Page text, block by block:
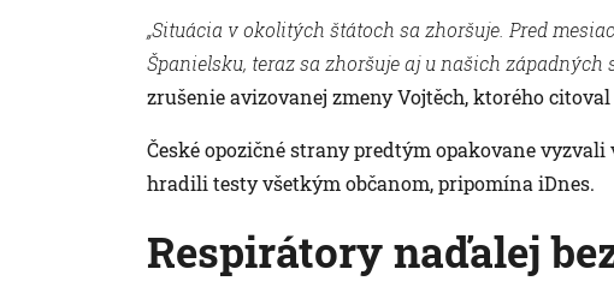
„Situácia v okolitých štátoch sa zhoršuje. Pred
Španielsku, teraz sa zhoršuje aj u našich západných
zrušenie avizovanej zmeny Vojtěch, ktorého
České opozičné strany predtým opakovane
hradili testy všetkým občanom, pripomína iDnes.
Respirátory naďalej